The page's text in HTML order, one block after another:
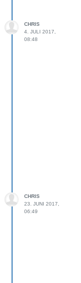
CHRIS
4. JULI 2017,
08:48
CHRIS
23. JUNI 2017,
06:49